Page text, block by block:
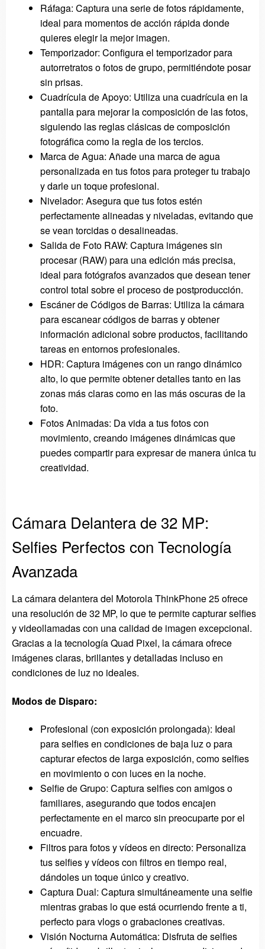
Ráfaga: Captura una serie de fotos rápidamente,
ideal para momentos de acción rápida donde
quieres elegir la mejor imagen.
Temporizador: Configura el temporizador para
autorretratos o fotos de grupo, permitiéndote posar
sin prisas.
Cuadrícula de Apoyo: Utiliza una cuadrícula en la
pantalla para mejorar la composición de las fotos,
siguiendo las reglas clásicas de composición
fotográfica como la regla de los tercios.
Marca de Agua: Añade una marca de agua
personalizada en tus fotos para proteger tu trabajo
y darle un toque profesional.
Nivelador: Asegura que tus fotos estén
perfectamente alineadas y niveladas, evitando que
se vean torcidas o desalineadas.
Salida de Foto RAW: Captura imágenes sin
procesar (RAW) para una edición más precisa,
ideal para fotógrafos avanzados que desean tener
control total sobre el proceso de postproducción.
Escáner de Códigos de Barras: Utiliza la cámara
para escanear códigos de barras y obtener
información adicional sobre productos, facilitando
tareas en entornos profesionales.
HDR: Captura imágenes con un rango dinámico
alto, lo que permite obtener detalles tanto en las
zonas más claras como en las más oscuras de la
foto.
Fotos Animadas: Da vida a tus fotos con
movimiento, creando imágenes dinámicas que
puedes compartir para expresar de manera única tu
creatividad.
Cámara Delantera de 32 MP:
Selfies Perfectos con Tecnología
Avanzada
La cámara delantera del Motorola ThinkPhone 25 ofrece
una resolución de 32 MP, lo que te permite capturar selfies
y videollamadas con una calidad de imagen excepcional.
Gracias a la tecnología Quad Pixel, la cámara ofrece
imágenes claras, brillantes y detalladas incluso en
condiciones de luz no ideales.
Modos de Disparo:
Profesional (con exposición prolongada): Ideal
para selfies en condiciones de baja luz o para
capturar efectos de larga exposición, como selfies
en movimiento o con luces en la noche.
Selfie de Grupo: Captura selfies con amigos o
familiares, asegurando que todos encajen
perfectamente en el marco sin preocuparte por el
encuadre.
Filtros para fotos y vídeos en directo: Personaliza
tus selfies y vídeos con filtros en tiempo real,
dándoles un toque único y creativo.
Captura Dual: Captura simultáneamente una selfie
mientras grabas lo que está ocurriendo frente a ti,
perfecto para vlogs o grabaciones creativas.
Visión Nocturna Automática: Disfruta de selfies